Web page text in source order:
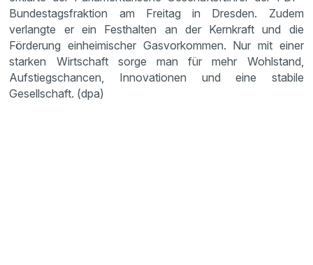
Bundestagsfraktion am Freitag in Dresden. Zudem
verlangte er ein Festhalten an der Kernkraft und die
Förderung einheimischer Gasvorkommen. Nur mit einer
starken Wirtschaft sorge man für mehr Wohlstand,
Aufstiegschancen, Innovationen und eine stabile
Gesellschaft. (dpa)